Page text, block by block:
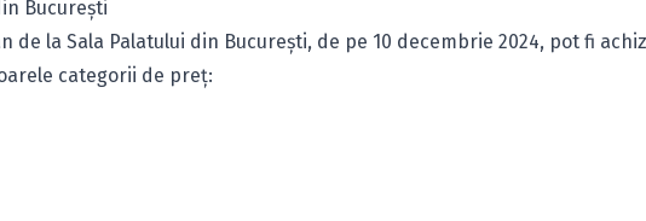
București
de la Sala Palatului din București, de pe 10 decembrie 2024, pot fi
categorii de preț: